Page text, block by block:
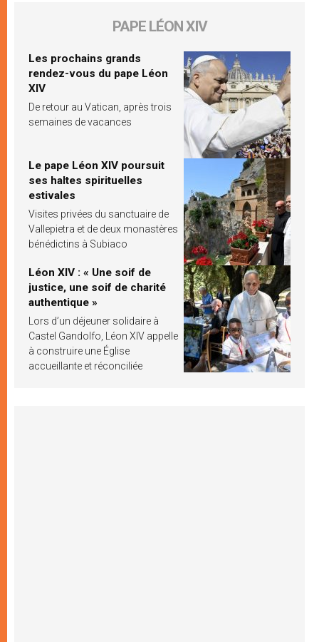
PAPE LÉON XIV
Les prochains grands
rendez-vous du pape Léon
XIV
De retour au Vatican, après trois
semaines de vacances
Le pape Léon XIV poursuit
ses haltes spirituelles
estivales
Visites privées du sanctuaire de
Vallepietra et de deux monastères
bénédictins à Subiaco
Léon XIV : « Une soif de
justice, une soif de charité
authentique »
Lors d’un déjeuner solidaire à
Castel Gandolfo, Léon XIV appelle
à construire une Église
accueillante et réconciliée